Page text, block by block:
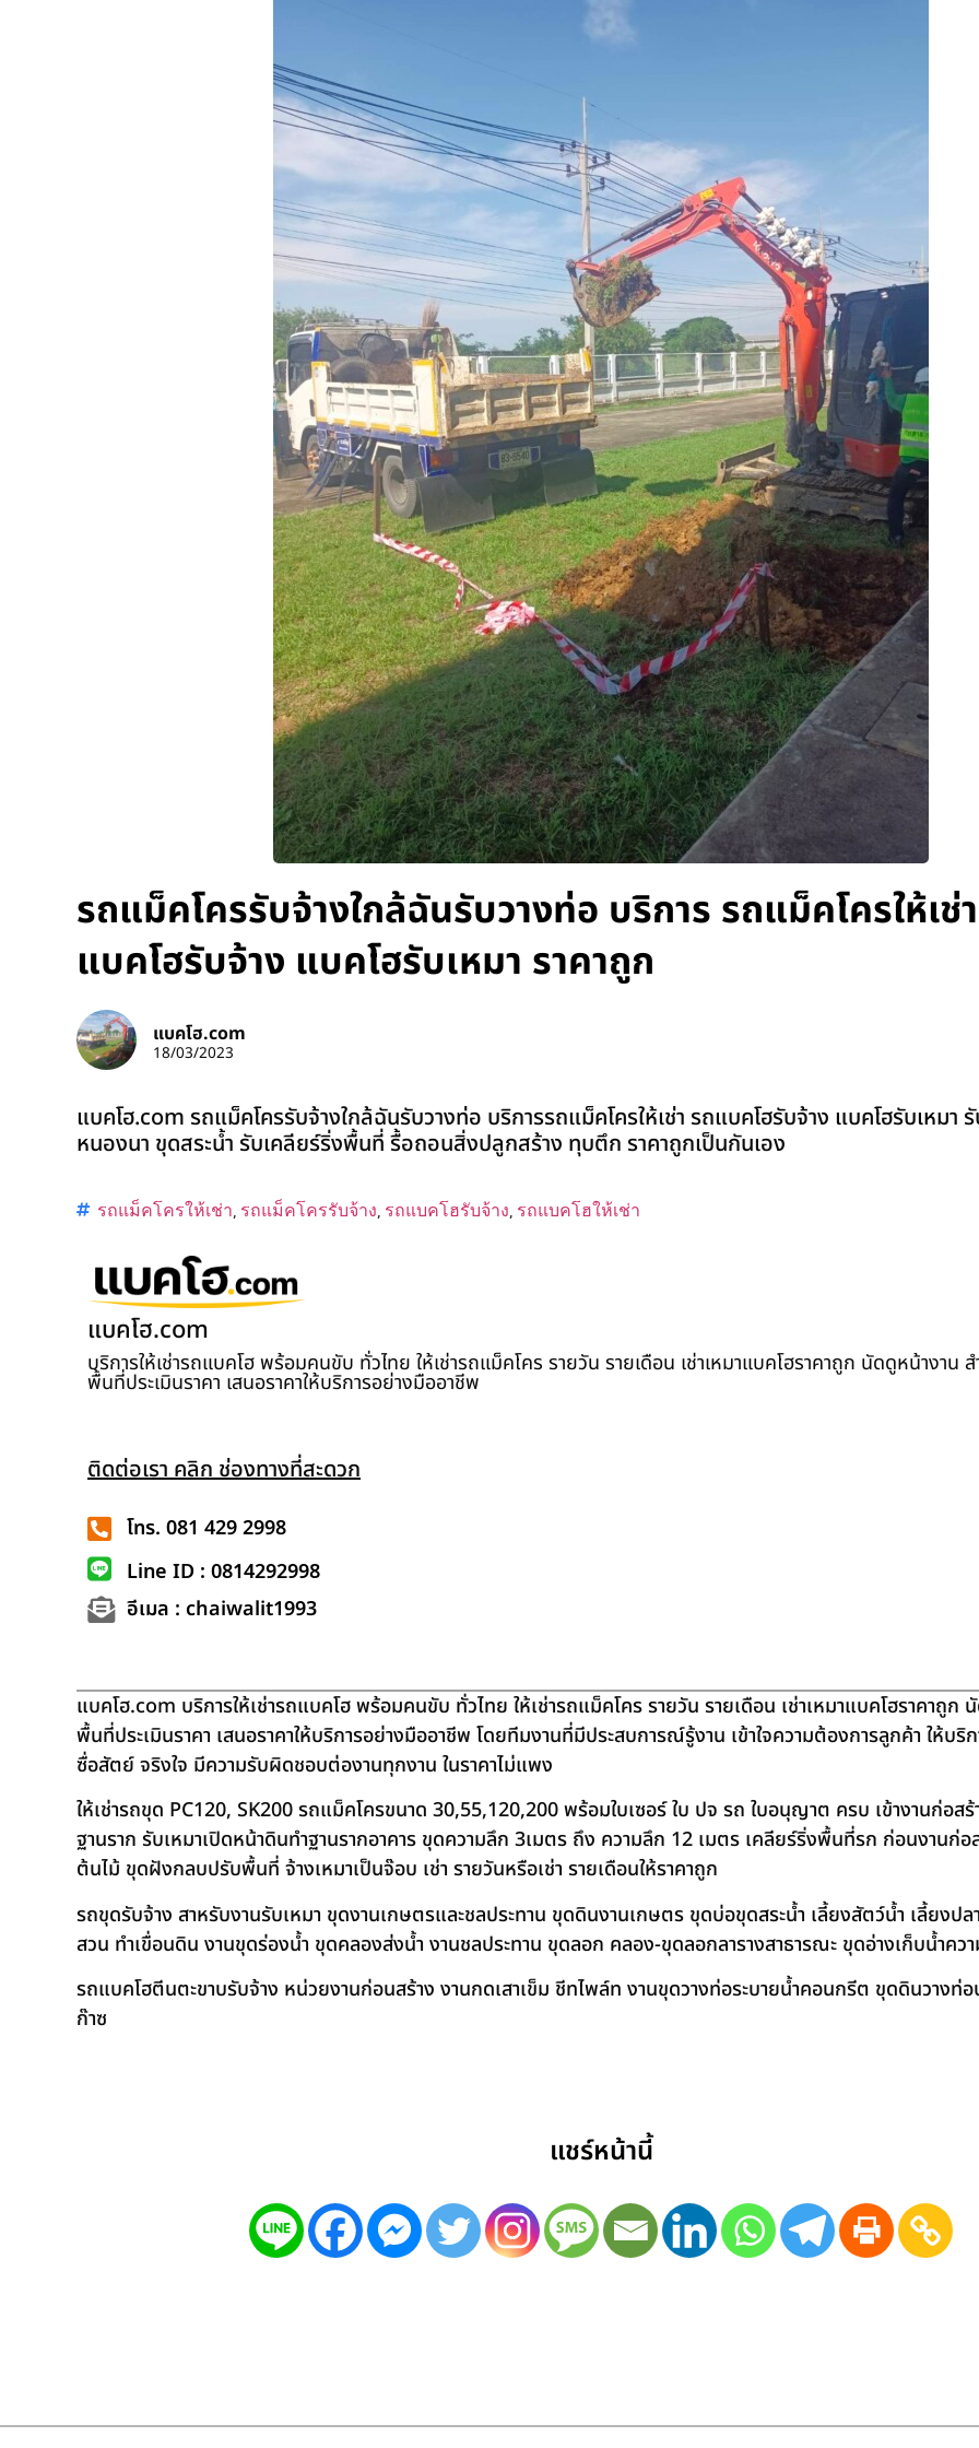
รถแม็คโครรับจ้างใกล้ฉันรับวางท่อ บริการ รถแม็คโครให้เช่
แบคโฮรับจ้าง แบคโฮรับเหมา ราคาถูก
แบคโฮ.com
18/03/2023
แบคโฮ.com รถแม็คโครรับจ้างใกล้ฉันรับวางท่อ บริการรถแม็คโครให้เช่า รถแบคโฮรับจ้าง แบคโฮรับเหมา
หนองนา ขุดสระน้ำ รับเคลียร์ริ่งพื้นที่ รื้อถอนสิ่งปลูกสร้าง ทุบตึก ราคาถูกเป็นกันเอง
รถแม็คโครให้เช่า, รถแม็คโครรับจ้าง, รถแบคโฮรับจ้าง, รถแบคโฮให้เช่า
แบคโฮ.com
บริการให้เช่ารถแบคโฮ พร้อมคนขับ ทั่วไทย ให้เช่ารถแม็คโคร รายวัน รายเดือน เช่าเหมาแบคโฮราคาถูก นัดดูหน้างาน
พื้นที่ประเมินราคา เสนอราคาให้บริการอย่างมืออาชีพ
ติดต่อเรา คลิก ช่องทางที่สะดวก
โทร. 081 429 2998
Line ID : 0814292998
อีเมล : chaiwalit1993
แบคโฮ.com บริการให้เช่ารถแบคโฮ พร้อมคนขับ ทั่วไทย ให้เช่ารถแม็คโคร รายวัน รายเดือน เช่าเหมาแบคโฮราคาถูก
พื้นที่ประเมินราคา เสนอราคาให้บริการอย่างมืออาชีพ โดยทีมงานที่มีประสบการณ์รู้งาน เข้าใจความต้องการลูกค้า ให้บริ
ซื่อสัตย์ จริงใจ มีความรับผิดชอบต่องานทุกงาน ในราคาไม่แพง
ให้เช่ารถขุด PC120, SK200 รถแม็คโครขนาด 30,55,120,200 พร้อมใบเซอร์ ใบ ปจ รถ ใบอนุญาต ครบ เข้างานก่อส
ฐานราก รับเหมาเปิดหน้าดินทำฐานรากอาคาร ขุดความลึก 3เมตร ถึง ความลึก 12 เมตร เคลียร์ริ่งพื้นที่รก ก่อนงานก่อ
ต้นไม้ ขุดฝังกลบปรับพื้นที่ จ้างเหมาเป็นจ๊อบ เช่า รายวันหรือเช่า รายเดือนให้ราคาถูก
รถขุดรับจ้าง สาหรับงานรับเหมา ขุดงานเกษตรและชลประทาน ขุดดินงานเกษตร ขุดบ่อขุดสระน้ำ เลี้ยงสัตว์น้ำ เลี้ยงป
สวน ทำเขื่อนดิน งานขุดร่องน้ำ ขุดคลองส่งน้ำ งานชลประทาน ขุดลอก คลอง-ขุดลอกลารางสาธารณะ ขุดอ่างเก็บน้ำคว
รถแบคโฮตีนตะขาบรับจ้าง หน่วยงานก่อนสร้าง งานกดเสาเข็ม ชีทไพล์ท งานขุดวางท่อระบายน้ำคอนกรีต ขุดดินวางท่อ
ก๊าซ
แชร์หน้านี้